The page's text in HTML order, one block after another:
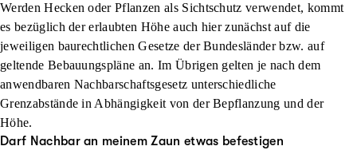
Werden Hecken oder Pflanzen als Sichtschutz verwendet, kommt
es bezüglich der erlaubten Höhe auch hier zunächst auf die
jeweiligen baurechtlichen Gesetze der Bundesländer bzw. auf
geltende Bebauungspläne an. Im Übrigen gelten je nach dem
anwendbaren Nachbarschaftsgesetz unterschiedliche
Grenzabstände in Abhängigkeit von der Bepflanzung und der
Höhe.
Darf Nachbar an meinem Zaun etwas befestigen